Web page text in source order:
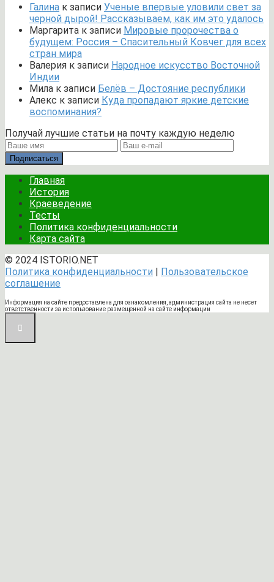
Галина к записи Ученые впервые уловили свет за
черной дырой! Рассказываем, как им это удалось
Маргарита к записи Мировые пророчества о
будущем: Россия – Спасительный Ковчег для всех
стран мира
Валерия к записи Народное искусство Восточной
Индии
Мила к записи Белёв – Достояние республики
Алекс к записи Куда пропадают яркие детские
воспоминания?
Получай лучшие статьи на почту каждую неделю
Подписаться
Главная
История
Краеведение
Тесты
Политика конфиденциальности
Карта сайта
© 2024 ISTORIO.NET
Политика конфиденциальности | Пользовательское
соглашение
Информация на сайте предоставлена для ознакомления, администрация сайта не несет
ответственности за использование размещенной на сайте информации